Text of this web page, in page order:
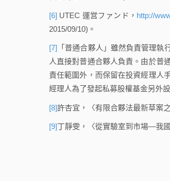
[6] UTEC 運営ファンド， http://
2015/09/10)。
[7] 「普通合夥人」雖然負責管理
人直接對普通合夥人負責。由於普
責任範圍外，而保留在投資經理人
經理人為了發起私募股權基金另外
[8]許杏宜，〈有限合夥法最新草案
[9]丁靜雯，〈從實驗室到市場—我